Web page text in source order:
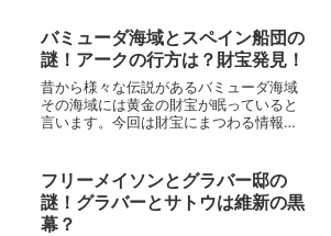
バミューダ海域とスペイン船団の
謎！アークの行方は？財宝発見！
昔から様々な伝説があるバミューダ海域
その海域には黄金の財宝が眠っていると
言います。今回は財宝にまつわる情報に
フリーメイソンとグラバー邸の
謎！グラバーとサトウは維新の黒
幕？